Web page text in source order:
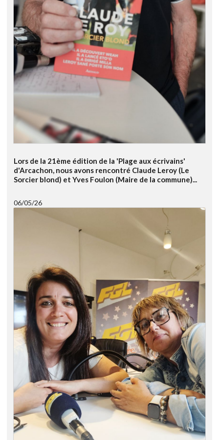
Lors de la 21ème édition de la 'Plage aux écrivains'
d'Arcachon, nous avons rencontré Claude Leroy (Le
Sorcier blond) et Yves Foulon (Maire de la commune)...
06/05/26